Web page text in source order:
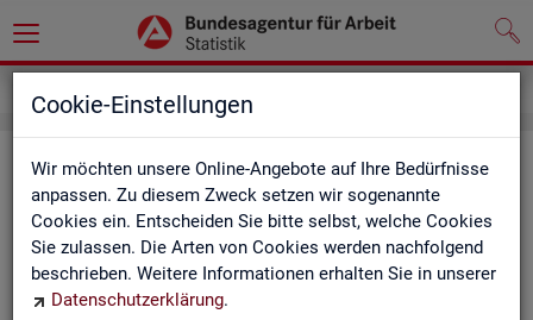
Cookie-Einstellungen
Wir möchten unsere Online-Angebote auf Ihre Bedürfnisse
anpassen. Zu diesem Zweck setzen wir sogenannte
Cookies ein. Entscheiden Sie bitte selbst, welche Cookies
Sie zulassen. Die Arten von Cookies werden nachfolgend
beschrieben. Weitere Informationen erhalten Sie in unserer
Datenschutzerklärung.
News­let­ter Sta­tis­tik und Ar­beits­
markt­be­richt­erstat­tung der BA
Mit dem mo­nat­li­chen News­let­ter in­for­mie­ren wir Sie über
ver­schie­de­ne The­men und ak­tu­el­le Ent­wick­lun­gen.